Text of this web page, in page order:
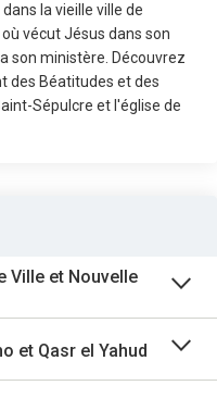
la vieille ville de
vécut Jésus dans son
son ministère. Découvrez
des Béatitudes et des
Sépulcre et l'église de
Ville et Nouvelle
et Qasr el Yahud